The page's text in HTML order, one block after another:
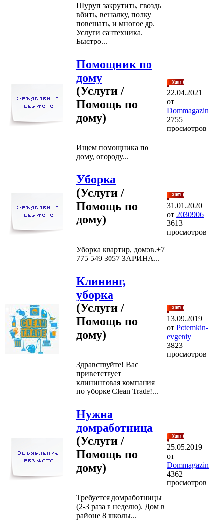
Шуруп закрутить, гвоздь
вбить, вешалку, полку
повешать, и многое др.
Услуги сантехника.
Быстро...
Помощник по
дому
(Услуги /
Помощь по
дому)
Ищем помощника по
дому, огороду...
22.04.2021
от
Dommagazin
2755
просмотров
Уборка
(Услуги /
Помощь по
дому)
Уборка квартир, домов.+7
775 549 3057 ЗАРИНА...
31.01.2020
от 2030906
3613
просмотров
Клининг,
уборка
(Услуги /
Помощь по
дому)
Здравствуйте! Вас
приветствует
клининговая компания
по уборке Clean Trade!...
13.09.2019
от Potemkin-
evgeniy
3823
просмотров
Нужна
домработница
(Услуги /
Помощь по
дому)
Требуется домработницы
(2-3 раза в неделю). Дом в
районе 8 школы...
25.05.2019
от
Dommagazin
4362
просмотров